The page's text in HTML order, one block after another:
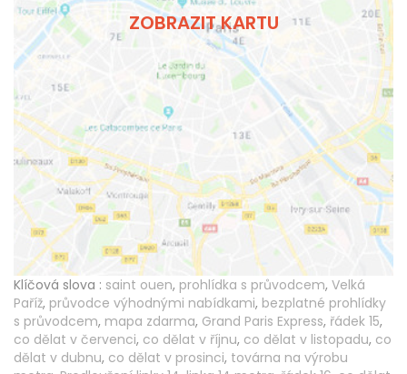
ZOBRAZIT KARTU
Klíčová slova : saint ouen, prohlídka s průvodcem, Velká
Paříž, průvodce výhodnými nabídkami, bezplatné prohlídky
s průvodcem, mapa zdarma, Grand Paris Express, řádek 15,
co dělat v červenci, co dělat v říjnu, co dělat v listopadu, co
dělat v dubnu, co dělat v prosinci, továrna na výrobu